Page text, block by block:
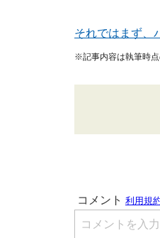
それではまず、
※記事内容は執筆時点